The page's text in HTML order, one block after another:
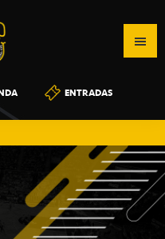
ENTRADAS